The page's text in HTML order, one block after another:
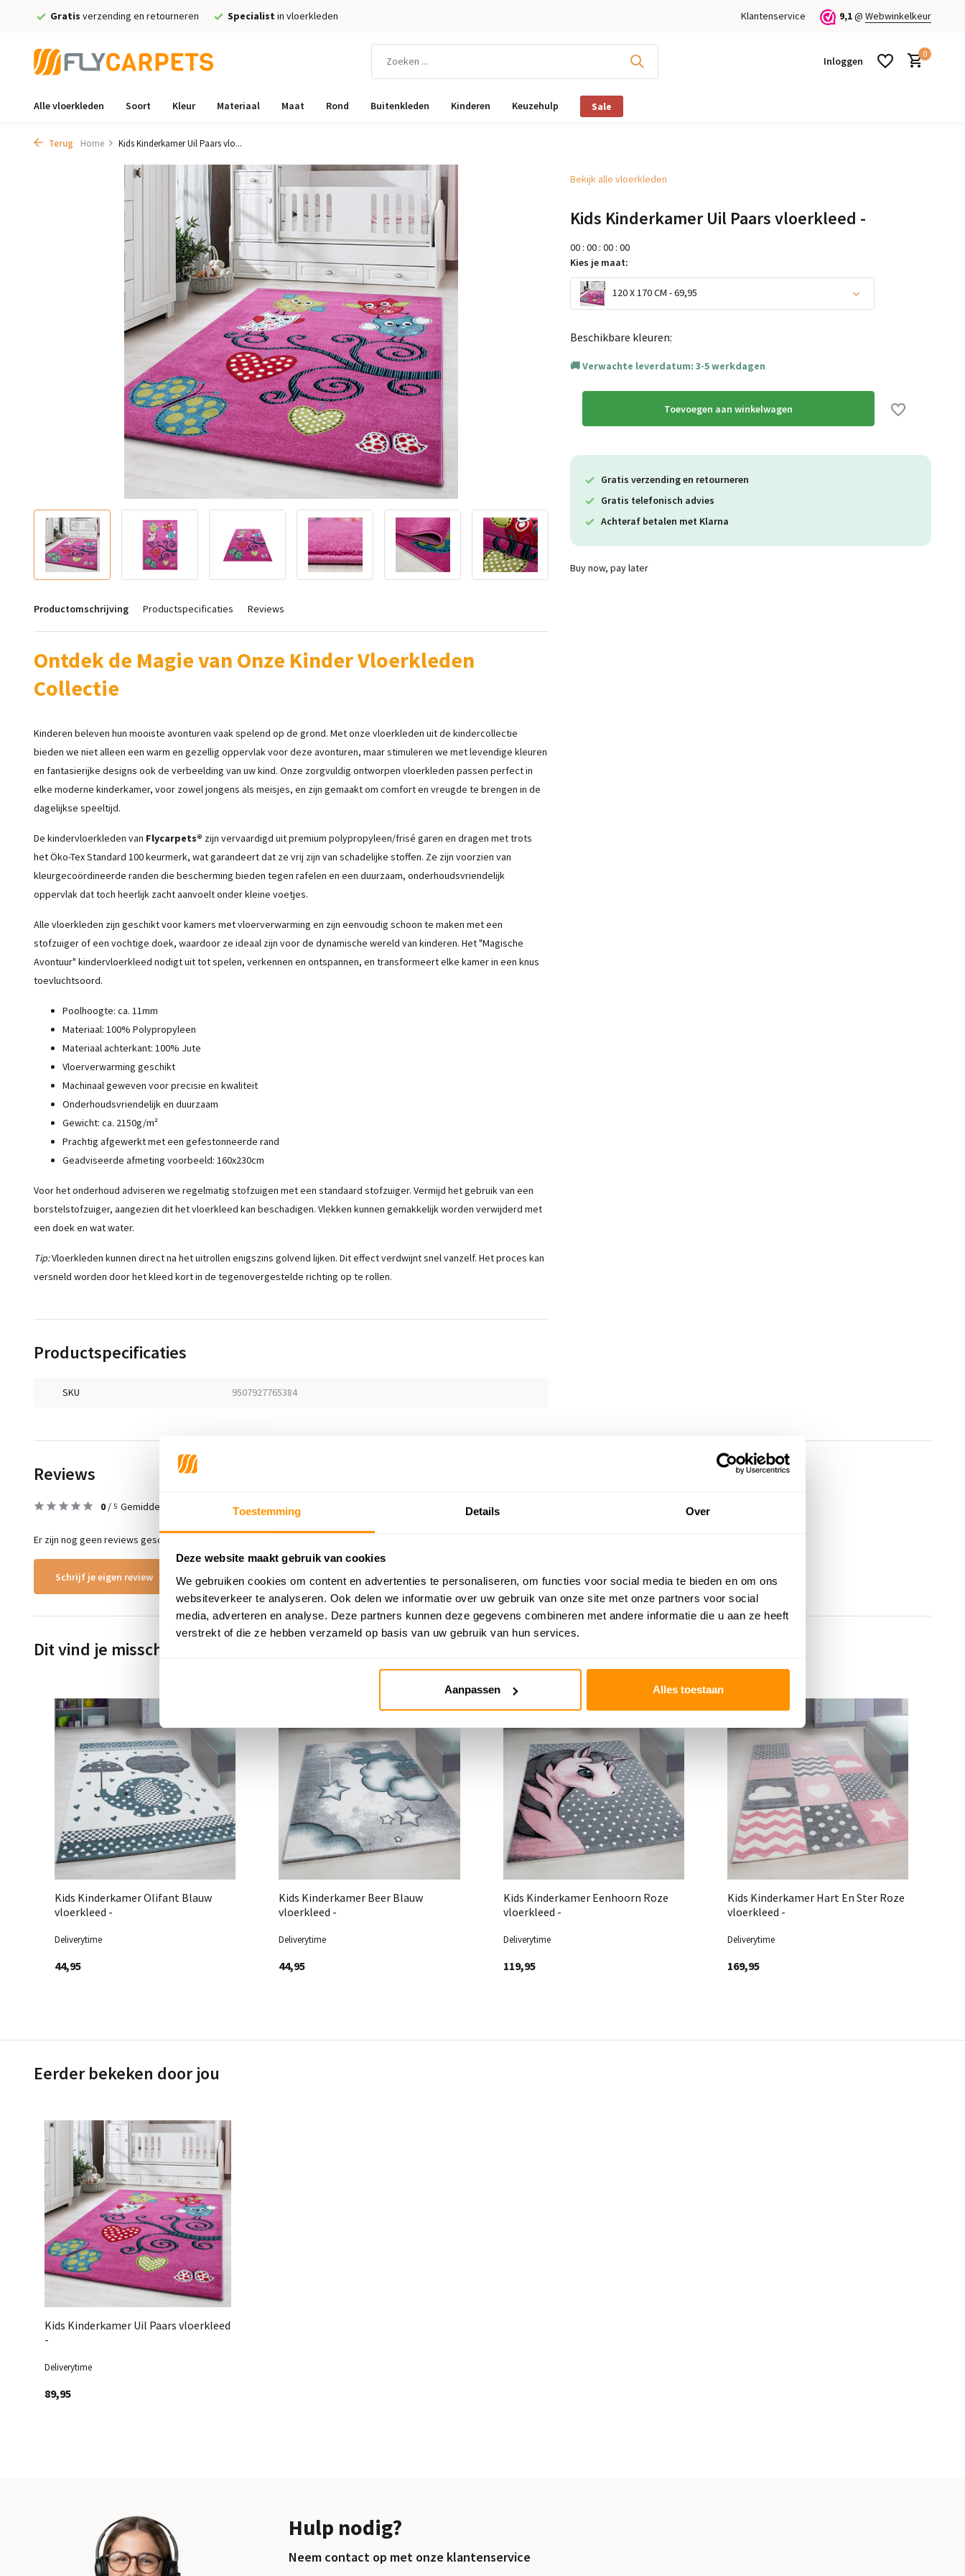
Toestemming Details Over
Deze website maakt gebruik van cookies
We gebruiken cookies om content en advertenties te personaliseren, om functies voor social media te bieden en om ons
websiteverkeer te analyseren. Ook delen we informatie over uw gebruik van onze site met onze partners voor social
media, adverteren en analyse. Deze partners kunnen deze gegevens combineren met andere informatie die u aan ze heeft
verstrekt of die ze hebben verzameld op basis van uw gebruik van hun services.
Aanpassen Alles toestaan
Gratis verzending en retourneren Specialist in vloerkleden Klantenservice 9,1@ Webwinkelkeur
Inloggen
0
Alle vloerkleden Soort Kleur Materiaal Maat Rond Buitenkleden Kinderen Keuzehulp Sale
Terug Home Kids Kinderkamer Uil Paars vlo...
Productomschrijving Productspecificaties Reviews
Ontdek de Magie van Onze Kinder Vloerkleden
Collectie
Kinderen beleven hun mooiste avonturen vaak spelend op de grond. Met onze vloerkleden uit de kindercollectie
bieden we niet alleen een warm en gezellig oppervlak voor deze avonturen, maar stimuleren we met levendige kleuren
en fantasierijke designs ook de verbeelding van uw kind. Onze zorgvuldig ontworpen vloerkleden passen perfect in
elke moderne kinderkamer, voor zowel jongens als meisjes, en zijn gemaakt om comfort en vreugde te brengen in de
dagelijkse speeltijd.
De kindervloerkleden van Flycarpets® zijn vervaardigd uit premium polypropyleen/frisé garen en dragen met trots
het Öko-Tex Standard 100 keurmerk, wat garandeert dat ze vrij zijn van schadelijke stoffen. Ze zijn voorzien van
kleurgecoördineerde randen die bescherming bieden tegen rafelen en een duurzaam, onderhoudsvriendelijk
oppervlak dat toch heerlijk zacht aanvoelt onder kleine voetjes.
Alle vloerkleden zijn geschikt voor kamers met vloerverwarming en zijn eenvoudig schoon te maken met een
stofzuiger of een vochtige doek, waardoor ze ideaal zijn voor de dynamische wereld van kinderen. Het "Magische
Avontuur" kindervloerkleed nodigt uit tot spelen, verkennen en ontspannen, en transformeert elke kamer in een knus
toevluchtsoord.
Poolhoogte: ca. 11mm
Materiaal: 100% Polypropyleen
Materiaal achterkant: 100% Jute
Vloerverwarming geschikt
Machinaal geweven voor precisie en kwaliteit
Onderhoudsvriendelijk en duurzaam
Gewicht: ca. 2150g/m²
Prachtig afgewerkt met een gefestonneerde rand
Geadviseerde afmeting voorbeeld: 160x230cm
Voor het onderhoud adviseren we regelmatig stofzuigen met een standaard stofzuiger. Vermijd het gebruik van een
borstelstofzuiger, aangezien dit het vloerkleed kan beschadigen. Vlekken kunnen gemakkelijk worden verwijderd met
een doek en wat water.
Tip:Vloerkleden kunnen direct na het uitrollen enigszins golvend lijken. Dit effect verdwijnt snel vanzelf. Het proces kan
versneld worden door het kleed kort in de tegenovergestelde richting op te rollen.
Productspecificaties
SKU 9507927765384
Bekijk alle vloerkleden
Kids Kinderkamer Uil Paars vloerkleed -
00: 00: 00: 00
Kies je maat:
120 X 170 CM - 69,95
Beschikbare kleuren:
Verwachte leverdatum: 3-5 werkdagen
Toevoegen aan winkelwagen
Buy now, pay later
Gratis verzending en retourneren
Gratis telefonisch advies
Achteraf betalen met Klarna
Reviews
0 / 5 Gemiddelde uit 0 beoordelingen
Er zijn nog geen reviews geschreven over dit product..
Schrijf je eigen review
Dit vind je misschien ook leuk
Kids Kinderkamer Olifant Blauw
vloerkleed -
Deliverytime
44,95
Kids Kinderkamer Beer Blauw
vloerkleed -
Deliverytime
44,95
Kids Kinderkamer Eenhoorn Roze
vloerkleed -
Deliverytime
119,95
Kids Kinderkamer Hart En Ster Roze
vloerkleed -
Deliverytime
169,95
Eerder bekeken door jou
Kids Kinderkamer Uil Paars vloerkleed
-
Deliverytime
89,95
Hulp nodig?
Neem contact op met onze klantenservice